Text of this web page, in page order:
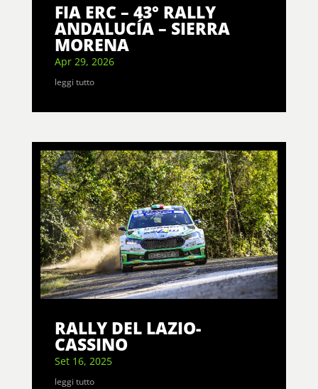
FIA ERC – 43° RALLY
ANDALUCÍA – SIERRA
MORENA
Apr 29, 2026
leggi tutto
RALLY DEL LAZIO-
CASSINO
Set 16, 2025
leggi tutto